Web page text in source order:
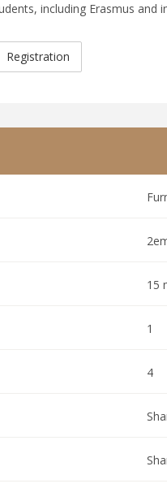
including Erasmus and
Registration
15
1
4